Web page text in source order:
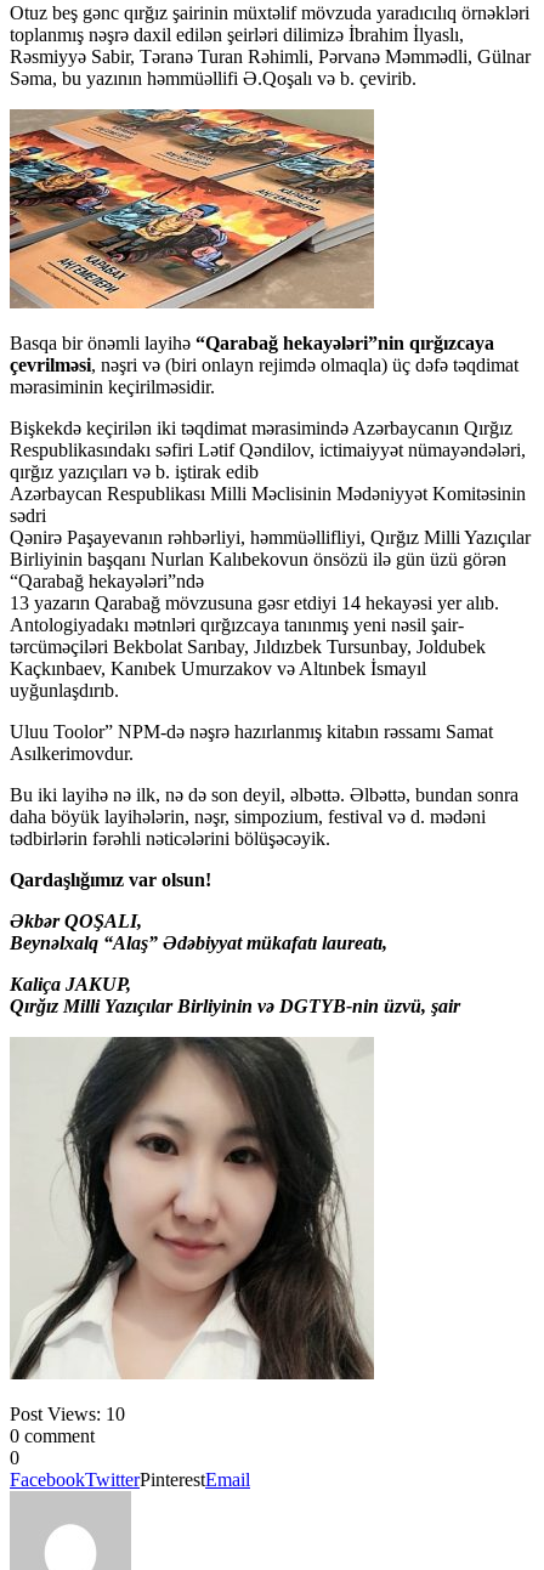
Otuz beş gənc qırğız şairinin müxtəlif mövzuda yaradıcılıq örnəkləri
toplanmış nəşrə daxil edilən şeirləri dilimizə İbrahim İlyaslı,
Rəsmiyyə Sabir, Təranə Turan Rəhimli, Pərvanə Məmmədli, Gülnar
Səma, bu yazının həmmüəllifi Ə.Qoşalı və b. çevirib.
Basqa bir önəmli layihə “Qarabağ hekayələri”nin qırğızcaya
çevrilməsi, nəşri və (biri onlayn rejimdə olmaqla) üç dəfə təqdimat
mərasiminin keçirilməsidir.
Bişkekdə keçirilən iki təqdimat mərasimində Azərbaycanın Qırğız
Respublikasındakı səfiri Lətif Qəndilov, ictimaiyyət nümayəndələri,
qırğız yazıçıları və b. iştirak edib
Azərbaycan Respublikası Milli Məclisinin Mədəniyyət Komitəsinin
sədri
Qənirə Paşayevanın rəhbərliyi, həmmüəllifliyi, Qırğız Milli Yazıçılar
Birliyinin başqanı Nurlan Kalıbekovun önsözü ilə gün üzü görən
“Qarabağ hekayələri”ndə
13 yazarın Qarabağ mövzusuna gəsr etdiyi 14 hekayəsi yer alıb.
Antologiyadakı mətnləri qırğızcaya tanınmış yeni nəsil şair-
tərcüməçiləri Bekbolat Sarıbay, Jıldızbek Tursunbay, Joldubek
Kaçkınbaev, Kanıbek Umurzakov və Altınbek İsmayıl
uyğunlaşdırıb.
Uluu Toolor” NPM-də nəşrə hazırlanmış kitabın rəssamı Samat
Asılkerimovdur.
Bu iki layihə nə ilk, nə də son deyil, əlbəttə. Əlbəttə, bundan sonra
daha böyük layihələrin, nəşr, simpozium, festival və d. mədəni
tədbirlərin fərəhli nəticələrini bölüşəcəyik.
Qardaşlığımız var olsun!
Əkbər QOŞALI,
Beynəlxalq “Alaş” Ədəbiyyat mükafatı laureatı,
Kaliça JAKUP,
Qırğız Milli Yazıçılar Birliyinin və DGTYB-nin üzvü, şair
Post Views: 10
0 comment
0
FacebookTwitterPinterestEmail